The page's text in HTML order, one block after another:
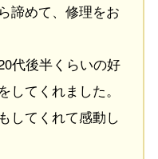
諦めて、修理をお
代後半くらいの好
してくれました。
してくれて感動し